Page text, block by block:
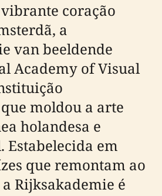
coração
a
van beeldende
Academy of Visual
moldou a arte
holandesa e
em
que remontam ao
Rijksakademie é